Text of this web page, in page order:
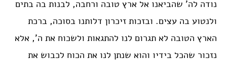
נודה לה’ שהביאנו אל ארץ טובה ורחבה, לבנות בה בתים
ולנטוע בה עצים. ובזכות זיכרון דלותנו בסוכה, ברכת
הארץ הטובה לא תגרום לנו להתגאות ולשכוח את ה’, אלא
נזכור שהכל בידיו והוא שנתן לנו את הכוח לכבוש את